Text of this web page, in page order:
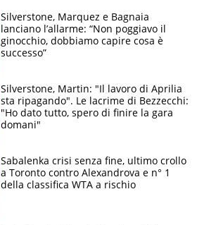
Silverstone, Marquez e Bagnaia
lanciano l’allarme: “Non poggiavo il
ginocchio, dobbiamo capire cosa è
successo”
Silverstone, Martin: "Il lavoro di Aprilia
sta ripagando". Le lacrime di Bezzecchi:
"Ho dato tutto, spero di finire la gara
domani"
Sabalenka crisi senza fine, ultimo crollo
a Toronto contro Alexandrova e n° 1
della classifica WTA a rischio